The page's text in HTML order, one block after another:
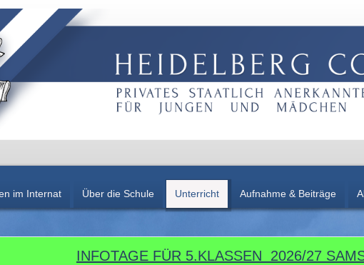
im Internat Über die Schule Unterricht Aufnahme & Beiträge
INFOTAGE FÜR 5.KLASSEN 2026/27